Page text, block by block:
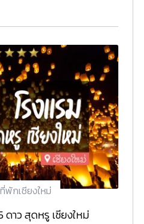
พักเชียงใหม่
ดาว สุดหรู เชียงใหม่